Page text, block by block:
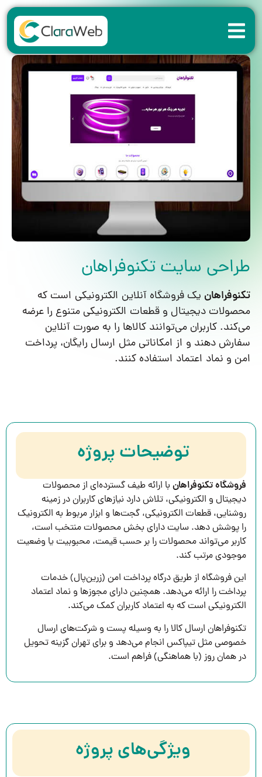
طراحی سایت تکنوفراهان
تکنوفراهان یک فروشگاه آنلاین الکترونیکی است که
محصولات دیجیتال و قطعات الکترونیکی متنوع را عرضه
می‌کند. کاربران می‌توانند کالاها را به صورت آنلاین
سفارش دهند و از امکاناتی مثل ارسال رایگان، پرداخت
امن و نماد اعتماد استفاده کنند.
توضیحات پروژه
فروشگاه تکنوفراهان با ارائه طیف گسترده‌ای از محصولات
دیجیتال و الکترونیکی، تلاش دارد نیازهای کاربران در زمینه
روشنایی، قطعات الکترونیکی، گجت‌ها و ابزار مربوط به الکترونیک
را پوشش دهد. سایت دارای بخش محصولات منتخب است،
کاربر می‌تواند محصولات را بر حسب قیمت، محبوبیت یا وضعیت
موجودی مرتب کند.
این فروشگاه از طریق درگاه پرداخت امن (زرین‌پال) خدمات
پرداخت را ارائه می‌دهد. همچنین دارای مجوزها و نماد اعتماد
الکترونیکی است که به اعتماد کاربران کمک می‌کند.
تکنوفراهان ارسال کالا را به وسیله پست و شرکت‌های ارسال
خصوصی مثل تیپاکس انجام می‌دهد و برای تهران گزینه تحویل
در همان روز (با هماهنگی) فراهم است.
ویژگی‌‌های پروژه